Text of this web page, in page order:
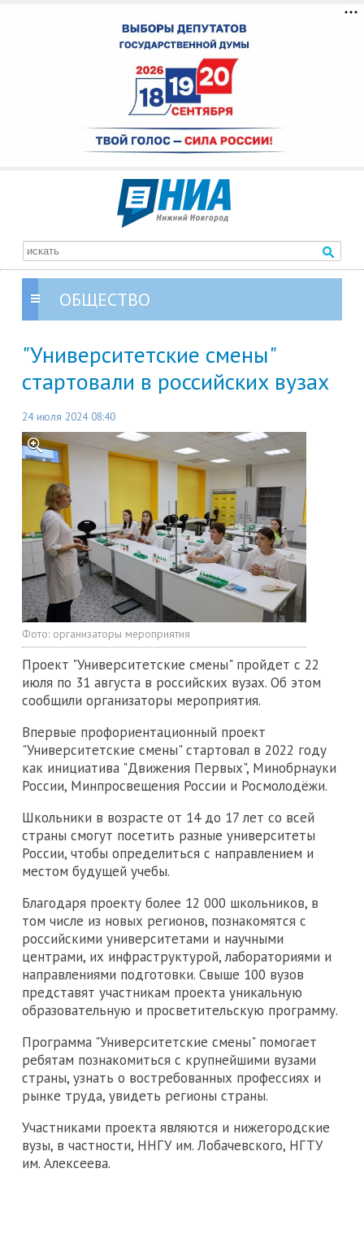
ОБЩЕСТВО
"Университетские смены"
стартовали в российских вузах
24 июля 2024 08:40
Фото: организаторы мероприятия
Проект "Университетские смены" пройдет с 22
июля по 31 августа в российских вузах. Об этом
сообщили организаторы мероприятия.
Впервые профориентационный проект
"Университетские смены" стартовал в 2022 году
как инициатива "Движения Первых", Минобрнауки
России, Минпросвещения России и Росмолодёжи.
Школьники в возрасте от 14 до 17 лет со всей
страны смогут посетить разные университеты
России, чтобы определиться с направлением и
местом будущей учебы.
Благодаря проекту более 12 000 школьников, в
том числе из новых регионов, познакомятся с
российскими университетами и научными
центрами, их инфраструктурой, лабораториями и
направлениями подготовки. Свыше 100 вузов
представят участникам проекта уникальную
образовательную и просветительскую программу.
Программа "Университетские смены" помогает
ребятам познакомиться с крупнейшими вузами
страны, узнать о востребованных профессиях и
рынке труда, увидеть регионы страны.
Участниками проекта являются и нижегородские
вузы, в частности, ННГУ им. Лобачевского, НГТУ
им. Алексеева.